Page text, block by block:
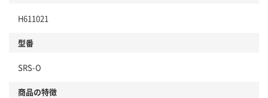
H611021
型番
SRS-O
商品の特徴